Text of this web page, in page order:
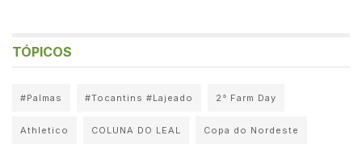
TÓPICOS
#Palmas #Tocantins #Lajeado 2° Farm Day
Athletico COLUNA DO LEAL Copa do Nordeste